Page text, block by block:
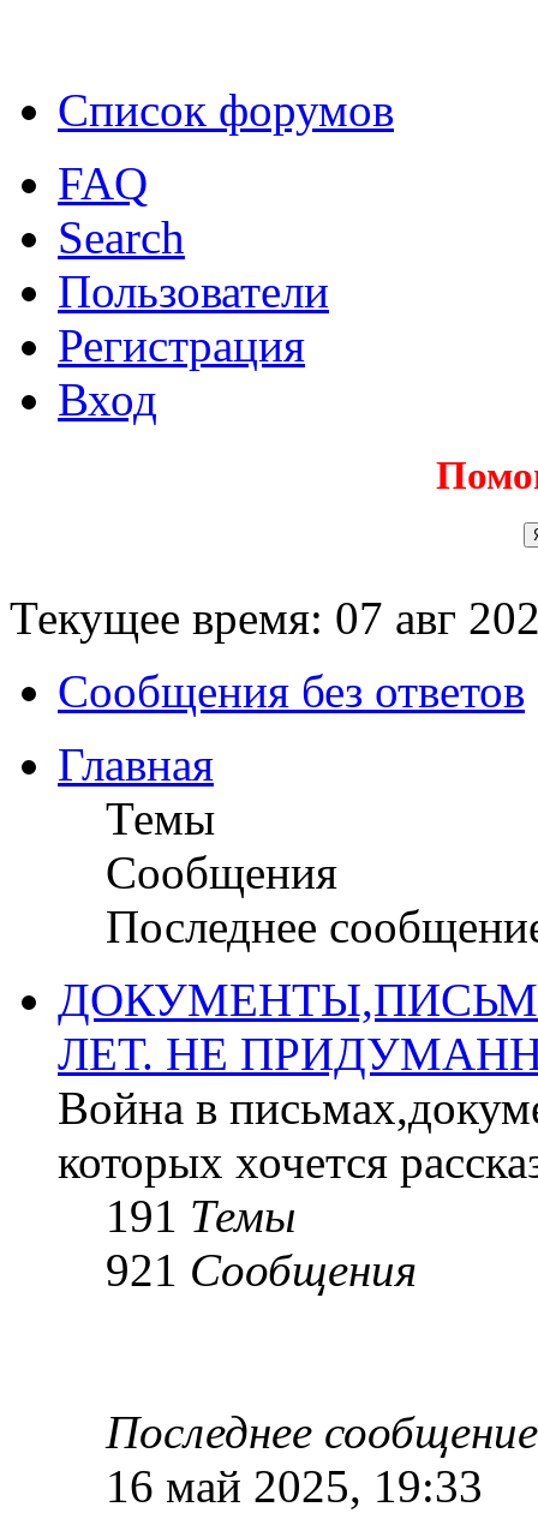
Список форумов
FAQ
Search
Пользователи
Регистрация
Вход
Текущее время: 07 авг
Сообщения без ответов
Главная
Темы
Сообщения
Последнее
ЛЕТ. НЕ
Война в
которых хочется
191 Темы
921 Сообщения
Последнее сообщение
16 май 2025, 19:33